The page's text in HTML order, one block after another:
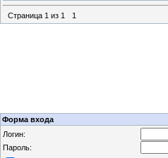
Страница 1 из 1 1
Форма входа
Логин:
Пароль: